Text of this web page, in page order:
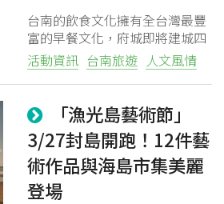
台南的飲食文化擁有全台灣最豐
富的早餐文化，府城即將建城四
百年之際，由「森山市集」團隊
策劃了2021「台南早餐生活
節」，將台南在地知名小吃、人
氣美食之外，共集結超過100多
家品牌攤位
活動資訊 台南旅遊 人文風情
「漁光島藝術節」
3/27封島開跑！12件藝
術作品與海島市集美麗
登場